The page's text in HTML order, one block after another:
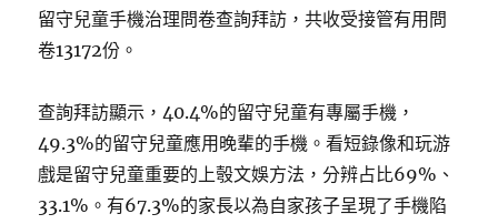
留守兒童手機治理問卷查詢拜訪，共收受接管有用問
卷13172份。
查詢拜訪顯示，40.4%的留守兒童有專屬手機，
49.3%的留守兒童應用晚輩的手機。看短錄像和玩游
戲是留守兒童重要的上彀文娛方法，分辨占比69%、
33.1%。有67.3%的家長以為自家孩子呈現了手機陷